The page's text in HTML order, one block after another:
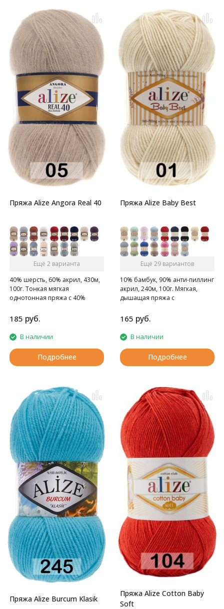
Пряжа Alize Angora Real 40
Ещё 2 варианта
40% шерсть, 60% акрил, 430м,
100г. Тонкая мягкая
однотонная пряжа с 40%
185 руб.
В наличии
Подробнее
Пряжа Alize Baby Best
Ещё 29 вариантов
10% бамбук, 90% анти-пиллинг
акрил, 240м, 100г. Мягкая,
дышащая пряжа с
165 руб.
В наличии
Подробнее
Пряжа Alize Burcum Klasik
Пряжа Alize Cotton Baby
Soft